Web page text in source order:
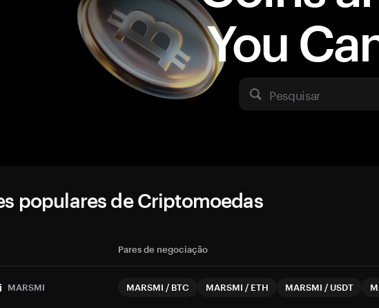
You
Pesquisar
populares de Criptomoedas
Pares de negociação
MARSMI MARSMI / BTC MARSMI / ETH MARSMI / USDT